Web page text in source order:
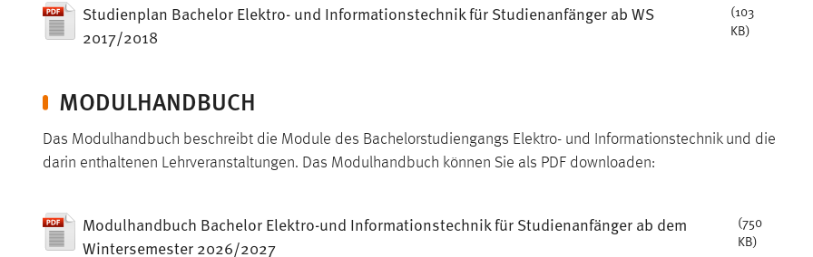
Studienplan Bachelor Elektro- und Informationstechnik für Studienanfänger ab WS
2017/2018
(103
KB)
MODULHANDBUCH
Das Modulhandbuch beschreibt die Module des Bachelorstudiengangs Elektro- und Informationstechnik und die
darin enthaltenen Lehrveranstaltungen. Das Modulhandbuch können Sie als PDF downloaden:
Modulhandbuch Bachelor Elektro-und Informationstechnik für Studienanfänger ab dem
Wintersemester 2026/2027
(750
KB)